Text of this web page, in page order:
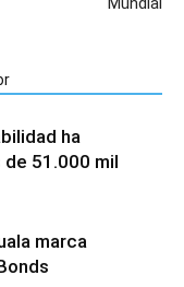
ha
51.000 mil
marca